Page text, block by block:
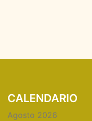
CALENDARIO
Agosto 2026